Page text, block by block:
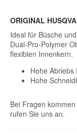
ORIGINAL
Ideal für Büsche
Dual-Pro-Polymer
flexiblen Innenkern.
Hohe
Hohe
Bei Fragen
rufen Sie uns an.